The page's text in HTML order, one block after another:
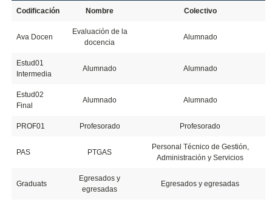
Codificación Nombre Colectivo
Ava Docen
Evaluación de la
docencia
Alumnado
Estud01
Intermedia
Alumnado Alumnado
Estud02
Final
Alumnado Alumnado
PROF01 Profesorado Profesorado
PAS PTGAS
Personal Técnico de Gestión,
Administración y Servicios
Graduats
Egresados y
egresadas
Egresados y egresadas